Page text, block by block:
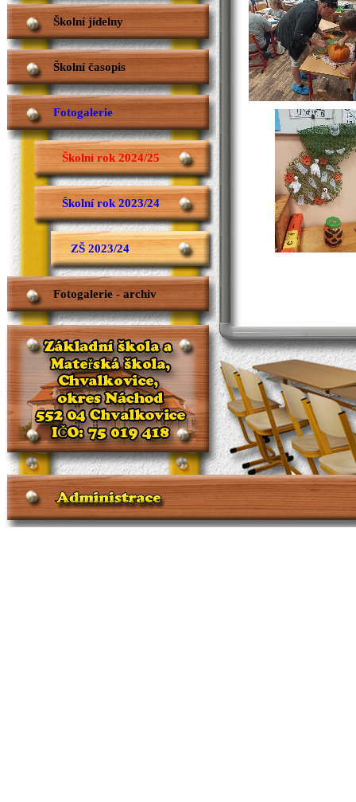
Školní jídelny
Školní časopis
Fotogalerie
Školní rok 2024/25
Školní rok 2023/24
ZŠ 2023/24
Fotogalerie - archiv
.